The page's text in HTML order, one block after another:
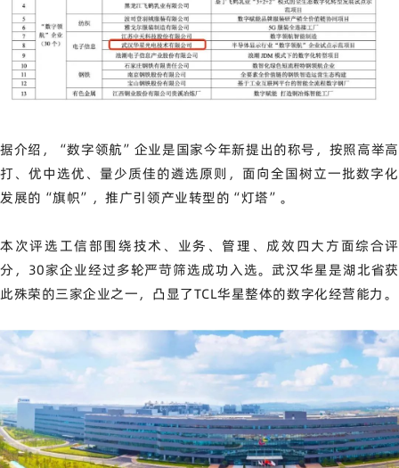
据介绍，“数字领航”企业是国家今年新提出的称号，按照高举高
打、优中选优、量少质佳的遴选原则，面向全国树立一批数字化
发展的“旗帜”，推广引领产业转型的“灯塔”。
本次评选工信部围绕技术、业务、管理、成效四大方面综合评
分，30家企业经过多轮严苛筛选成功入选。武汉华星是湖北省获
此殊荣的三家企业之一，凸显了TCL华星整体的数字化经营能力。